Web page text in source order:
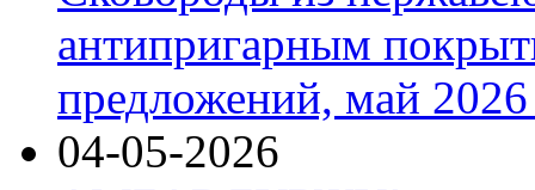
антипригарным
предложений, май 2026
04-05-2026